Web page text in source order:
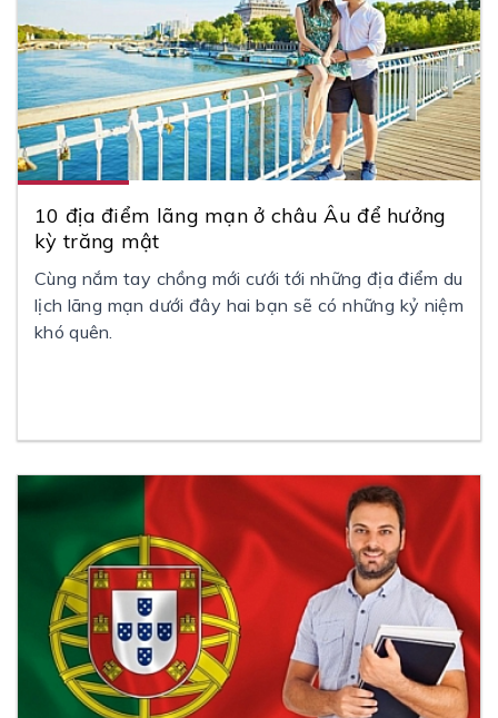
10 địa điểm lãng mạn ở châu Âu để hưởng
kỳ trăng mật
Cùng nắm tay chồng mới cưới tới những địa điểm du
lịch lãng mạn dưới đây hai bạn sẽ có những kỷ niệm
khó quên.